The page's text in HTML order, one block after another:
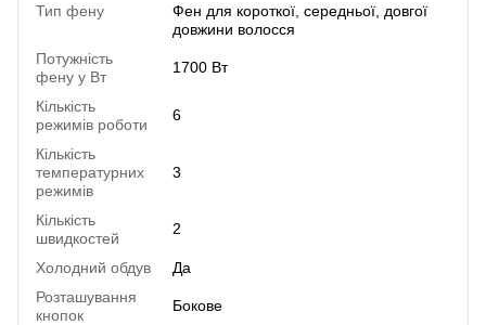
Тип фену
Фен для короткої, середньої, довгої
довжини волосся
Потужність
фену у Вт
1700 Вт
Кількість
режимів роботи
6
Кількість
температурних
режимів
3
Кількість
швидкостей
2
Холодний обдув
Да
Розташування
кнопок
Бокове